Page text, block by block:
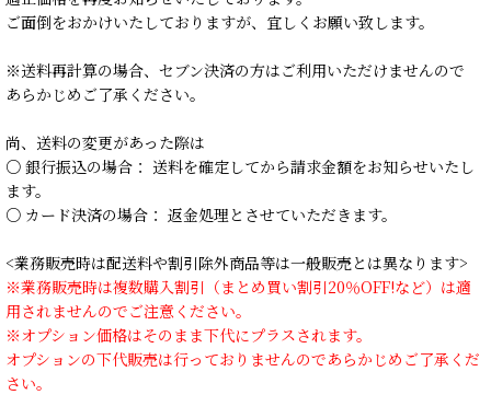
ご面倒をおかけいたしておりますが、宜しくお願い致します。
※送料再計算の場合、セブン決済の方はご利用いただけませんので
あらかじめご了承ください。
尚、送料の変更があった際は
○ 銀行振込の場合： 送料を確定してから請求金額をお知らせいたし
ます。
○ カード決済の場合： 返金処理とさせていただきます。
<業務販売時は配送料や割引除外商品等は一般販売とは異なります>
※業務販売時は複数購入割引（まとめ買い割引20％OFF!など）は適
用されませんのでご注意ください。
※オプション価格はそのまま下代にプラスされます。
オプションの下代販売は行っておりませんのであらかじめご了承くだ
さい。